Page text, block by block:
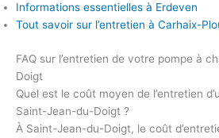
Informations essentielles à Erdeven
Tout savoir sur l’entretien à Carhaix-
FAQ sur l’entretien de votre pompe à
Doigt
Quel est le coût moyen de l’entretien
Saint-Jean-du-Doigt ?
À Saint-Jean-du-Doigt, le coût